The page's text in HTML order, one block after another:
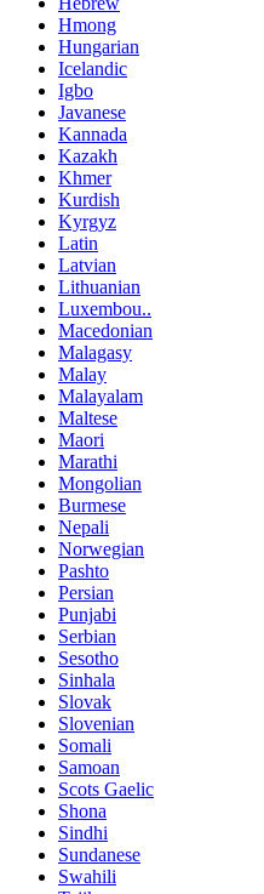
Hmong
Hungarian
Icelandic
Igbo
Javanese
Kannada
Kazakh
Khmer
Kurdish
Kyrgyz
Latin
Latvian
Lithuanian
Luxembou..
Macedonian
Malagasy
Malay
Malayalam
Maltese
Maori
Marathi
Mongolian
Burmese
Nepali
Norwegian
Pashto
Persian
Punjabi
Serbian
Sesotho
Sinhala
Slovak
Slovenian
Somali
Samoan
Scots Gaelic
Shona
Sindhi
Sundanese
Swahili